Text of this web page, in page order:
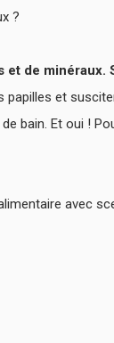
?
et de
et
bain. Et oui !
avec